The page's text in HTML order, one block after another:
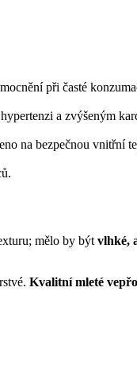
při časté
a zvýšeným
na bezpečnou vnitřní
mělo by být vlhké,
Kvalitní mleté